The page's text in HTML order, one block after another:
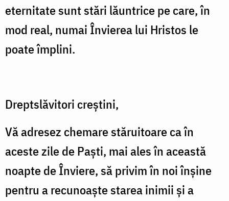
eternitate sunt stări lăuntrice pe care, în
mod real, numai Învierea lui Hristos le
poate împlini.
Dreptslăvitori creștini,
Vă adresez chemare stăruitoare ca în
aceste zile de Paști, mai ales în această
noapte de Înviere, să privim în noi înșine
pentru a recunoaște starea inimii și a